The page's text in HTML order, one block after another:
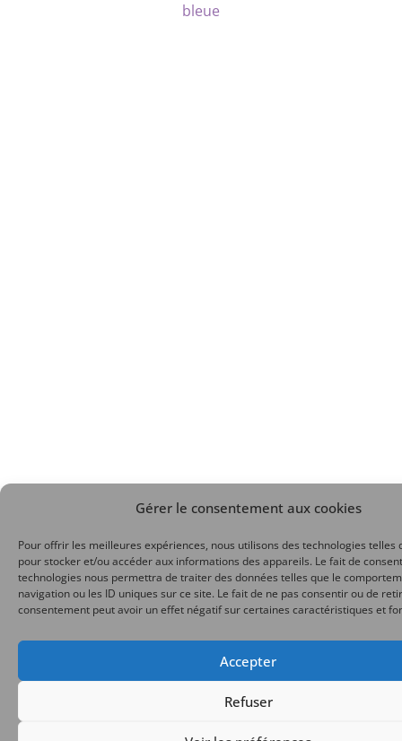
Gérer le consentement aux cookies
Pour offrir les meilleures expériences, nous utilisons des technologies telles
pour stocker et/ou accéder aux informations des appareils. Le fait de
technologies nous permettra de traiter des données telles que le
navigation ou les ID uniques sur ce site. Le fait de ne pas consentir ou de
consentement peut avoir un effet négatif sur certaines caractéristiques et
Accepter
Refuser
bleue